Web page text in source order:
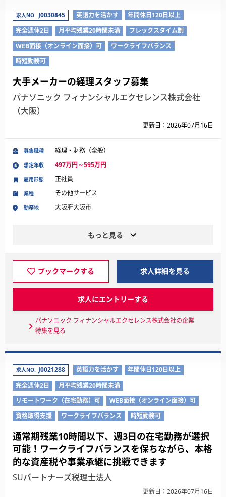
求人NO. J0030845 英語力を活かす
年間休日120日以上
完全週休2日
月平均残業20時間未満
フレックスタイム制
WEB面接（オンライン面接）可
ワークライフバランス
時短勤務可
大手メーカーの経理スタッフ募集
パナソニック フィナンシャルエクセレンス株式会社
（大阪）
更新日：2026年07月16日
募集職種 経理・財務（全般）
想定年収 497万円～595万円
業種 その他サービス
勤務地 大阪府大阪市
雇用形態 正社員
もっと見る
ブックマークする 求人詳細を見る
求人にエントリーする
パナソニック フィナンシャルエクセレンス株式会社の企業
特集を見る
求人NO. J0021288 英語力を活かす
年間休日120日以上
完全週休2日
月平均残業20時間未満
リモートワーク（在宅勤務）可
WEB面接（オンライン面接）可
資格取得支援
ワークライフバランス 時短勤務可
通常期残業10時間以下、週3日の在宅勤務が選択
可能！ワークライフバランスを保ちながら、本格
的な資産税や事業承継に挑戦できます
SUパートナーズ税理士法人
更新日：2026年07月16日